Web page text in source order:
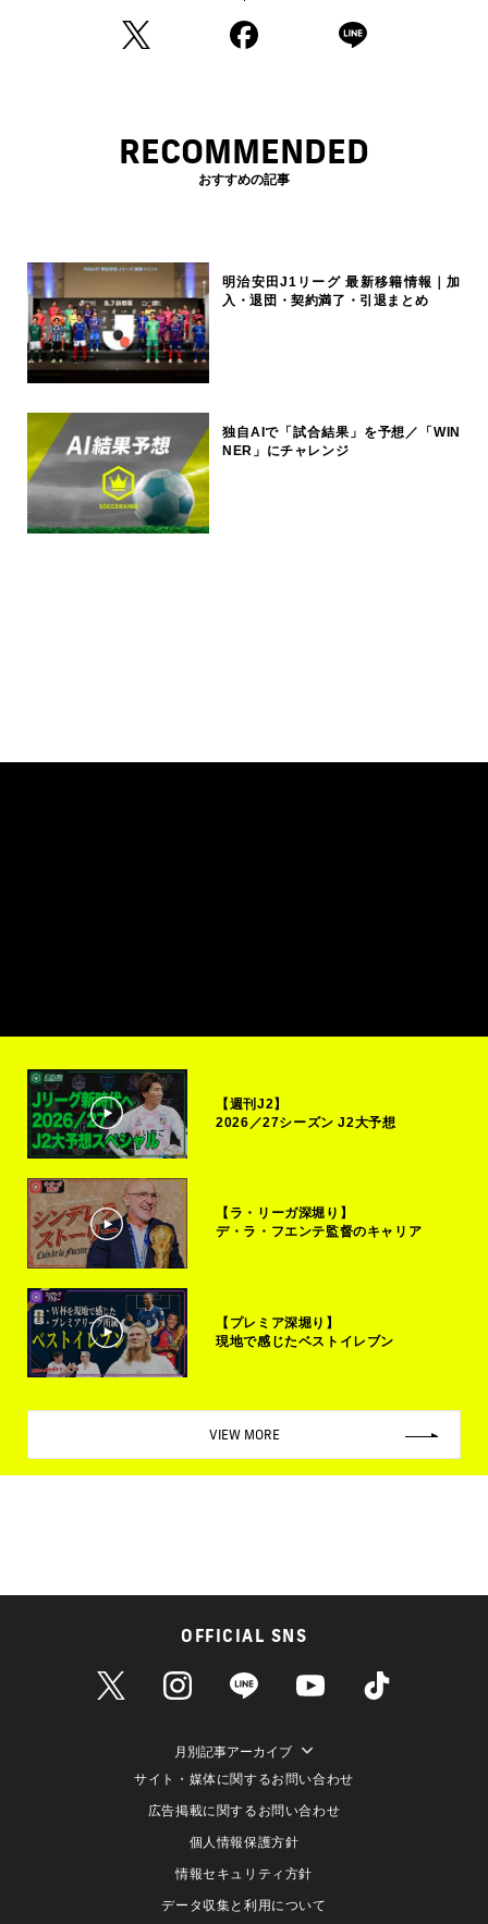
RECOMMENDED
おすすめの記事
明治安田J1リーグ 最新移籍情報｜加
入・退団・契約満了・引退まとめ
独自AIで「試合結果」を予想／「WIN
NER」にチャレンジ
【週刊J2】
2026／27シーズン J2大予想
【ラ・リーガ深堀り】
デ・ラ・フエンテ監督のキャリア
【プレミア深堀り】
現地で感じたベストイレブン
VIEW MORE
OFFICIAL SNS
月別記事アーカイブ
サイト・媒体に関するお問い合わせ
広告掲載に関するお問い合わせ
個人情報保護方針
情報セキュリティ方針
データ収集と利用について